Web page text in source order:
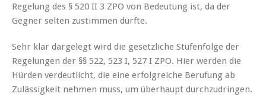
Regelung des § 520 II 3 ZPO von Bedeutung ist, da der
Gegner selten zustimmen dürfte.
Sehr klar dargelegt wird die gesetzliche Stufenfolge der
Regelungen der §§ 522, 523 I, 527 I ZPO. Hier werden die
Hürden verdeutlicht, die eine erfolgreiche Berufung ab
Zulässigkeit nehmen muss, um überhaupt durchzudringen.